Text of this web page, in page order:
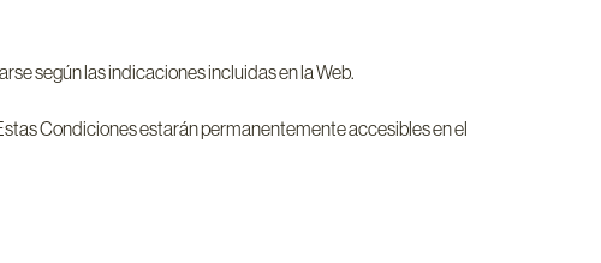
según las indicaciones incluidas en la Web.
Condiciones estarán permanentemente accesibles en el